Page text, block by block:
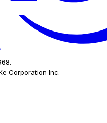
Corporation Inc.